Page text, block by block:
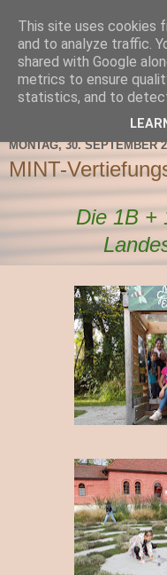
TNMS
MONTAG, 30. SEPTEMBER
MINT-
Die 1B +
This site uses cookies
and to analyze traffic.
shared with Google
metrics to ensure
statistics, and to